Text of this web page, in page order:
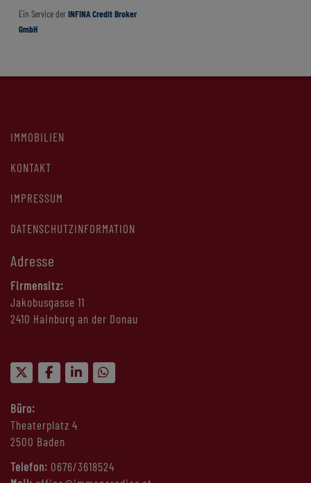
IMMOBILIEN
KONTAKT
IMPRESSUM
DATENSCHUTZINFORMATION
Adresse
Firmensitz:
Jakobusgasse 11
2410 Hainburg an der Donau
Büro:
Theaterplatz 4
2500 Baden
Telefon: 0676/3618524